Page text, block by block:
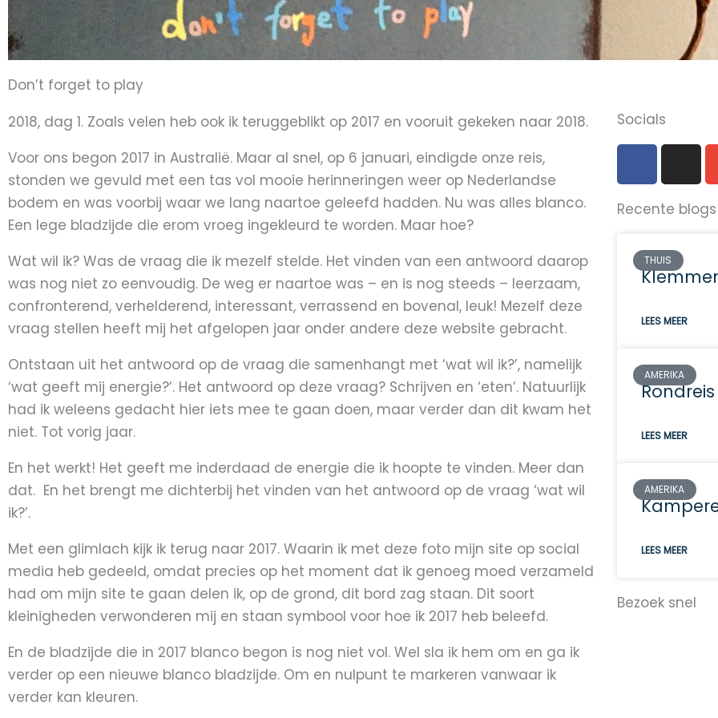
Don’t forget to play
2018, dag 1. Zoals velen heb ook ik teruggeblikt op 2017 en vooruit gekeken naar 2018.
Voor ons begon 2017 in Australië. Maar al snel, op 6 januari, eindigde onze reis,
stonden we gevuld met een tas vol mooie herinneringen weer op Nederlandse
bodem en was voorbij waar we lang naartoe geleefd hadden. Nu was alles blanco.
Een lege bladzijde die erom vroeg ingekleurd te worden. Maar hoe?
Wat wil ik? Was de vraag die ik mezelf stelde. Het vinden van een antwoord daarop
was nog niet zo eenvoudig. De weg er naartoe was – en is nog steeds – leerzaam,
confronterend, verhelderend, interessant, verrassend en bovenal, leuk! Mezelf deze
vraag stellen heeft mij het afgelopen jaar onder andere deze website gebracht.
Ontstaan uit het antwoord op de vraag die samenhangt met ‘wat wil ik?’, namelijk
‘wat geeft mij energie?’. Het antwoord op deze vraag? Schrijven en ‘eten’. Natuurlijk
had ik weleens gedacht hier iets mee te gaan doen, maar verder dan dit kwam het
niet. Tot vorig jaar.
En het werkt! Het geeft me inderdaad de energie die ik hoopte te vinden. Meer dan
dat. En het brengt me dichterbij het vinden van het antwoord op de vraag ‘wat wil
ik?’.
Met een glimlach kijk ik terug naar 2017. Waarin ik met deze foto mijn site op social
media heb gedeeld, omdat precies op het moment dat ik genoeg moed verzameld
had om mijn site te gaan delen ik, op de grond, dit bord zag staan. Dit soort
kleinigheden verwonderen mij en staan symbool voor hoe ik 2017 heb beleefd.
En de bladzijde die in 2017 blanco begon is nog niet vol. Wel sla ik hem om en ga ik
verder op een nieuwe blanco bladzijde. Om en nulpunt te markeren vanwaar ik
verder kan kleuren.
Socials
F
c
e
o
o
I
s
t
g
r
m
Recente blogs
THUIS
LEES MEER
AMERIKA
LEES MEER
AMERIKA
LEES MEER
Bezoek snel